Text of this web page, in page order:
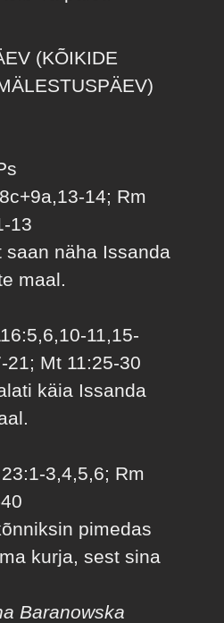
(KÕIKIDE
14; Rm
13
saan näha Issanda
maal.
11,15-
21; Mt 11:25-30
käia Issanda
3,4,5,6; Rm
pimedas
kurja, sest sina
Baranowska